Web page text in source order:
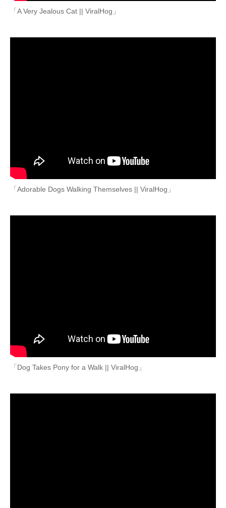
「A Very Jealous Cat || ViralHog」
「Adorable Dogs Walking Themselves || ViralHog」
「Dog Takes Pony for a Walk || ViralHog」